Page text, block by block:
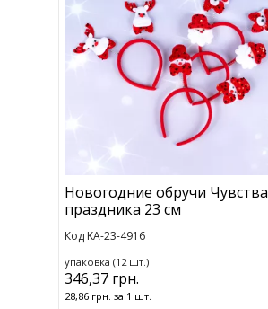
Новогодние обручи Чувства
праздника 23 см
Код KA-23-4916
упаковка (12 шт.)
346,37 грн.
28,86 грн. за 1 шт.